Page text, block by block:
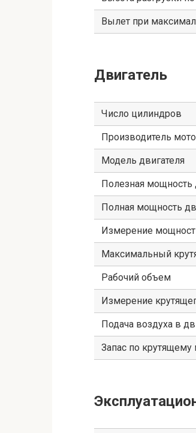
Вылет при
Двигатель
Число цилиндров
Производитель
Модель двигателя
Полезная мощность
Полная мощность
Измерение
Максимальный
Рабочий объем
Измерение
Подача воздуха в
Запас по крутящему